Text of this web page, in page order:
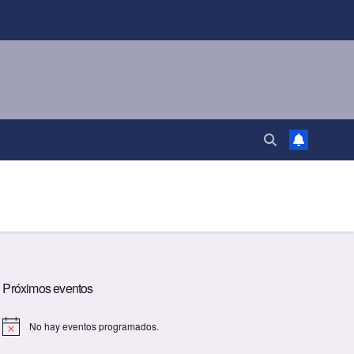
Próximos eventos
A
No hay eventos programados.